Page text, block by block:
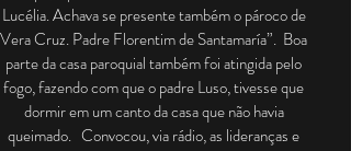
Lucélia. Achava se presente também o pároco de
Vera Cruz. Padre Florentim de Santamaría”. Boa
parte da casa paroquial também foi atingida pelo
fogo, fazendo com que o padre Luso, tivesse que
dormir em um canto da casa que não havia
queimado. Convocou, via rádio, as lideranças e